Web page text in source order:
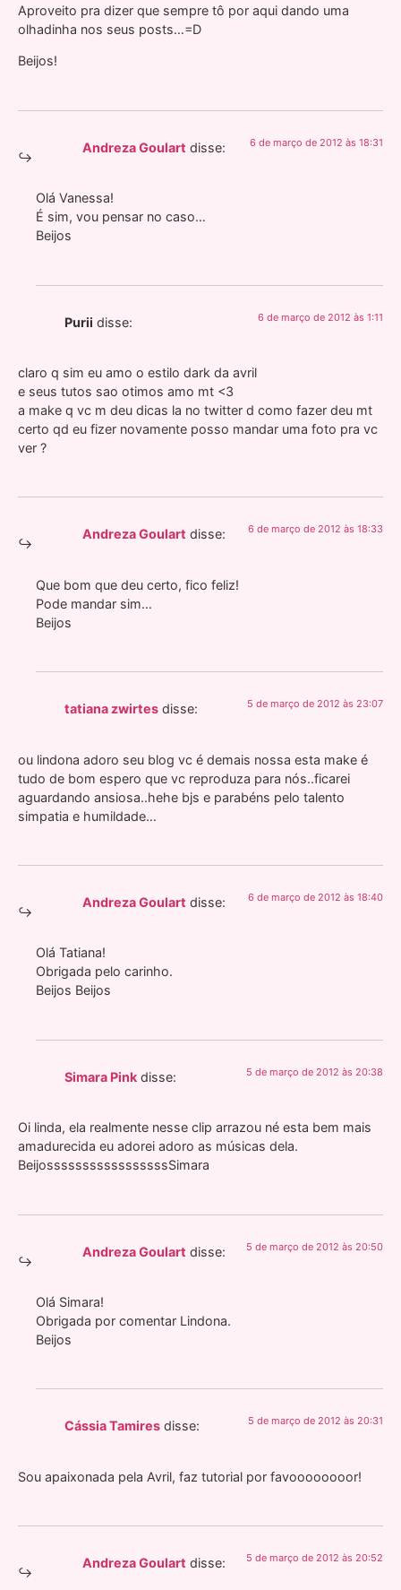
Aproveito pra dizer que sempre tô por aqui dando uma
olhadinha nos seus posts…=D
Beijos!
Andreza Goulart disse: 6 de março de 2012 às 18:31
Olá Vanessa!
É sim, vou pensar no caso…
Beijos
Purii disse: 6 de março de 2012 às 1:11
claro q sim eu amo o estilo dark da avril
e seus tutos sao otimos amo mt <3
a make q vc m deu dicas la no twitter d como fazer deu mt
certo qd eu fizer novamente posso mandar uma foto pra vc
ver ?
Andreza Goulart disse: 6 de março de 2012 às 18:33
Que bom que deu certo, fico feliz!
Pode mandar sim…
Beijos
tatiana zwirtes disse: 5 de março de 2012 às 23:07
ou lindona adoro seu blog vc é demais nossa esta make é
tudo de bom espero que vc reproduza para nós..ficarei
aguardando ansiosa..hehe bjs e parabéns pelo talento
simpatia e humildade…
Andreza Goulart disse: 6 de março de 2012 às 18:40
Olá Tatiana!
Obrigada pelo carinho.
Beijos Beijos
Simara Pink disse: 5 de março de 2012 às 20:38
Oi linda, ela realmente nesse clip arrazou né esta bem mais
amadurecida eu adorei adoro as músicas dela.
BeijosssssssssssssssssSimara
Andreza Goulart disse: 5 de março de 2012 às 20:50
Olá Simara!
Obrigada por comentar Lindona.
Beijos
Cássia Tamires disse: 5 de março de 2012 às 20:31
Sou apaixonada pela Avril, faz tutorial por favoooooooor!
Andreza Goulart disse: 5 de março de 2012 às 20:52